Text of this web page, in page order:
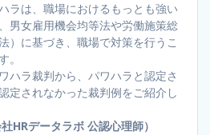
ラは、職場におけるもっとも強い
男女雇用機会均等法や労働施策総
）に基づき、職場で対策を行うこ
。
ハラ裁判から、パワハラと認定さ
定されなかった裁判例をご紹介し
HRデータラボ 公認心理師）